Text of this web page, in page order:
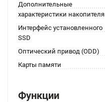
Дополнительные
характеристики накопителя
Интерфейс установленного
SSD
Оптический привод (ODD)
Карты памяти
Функции